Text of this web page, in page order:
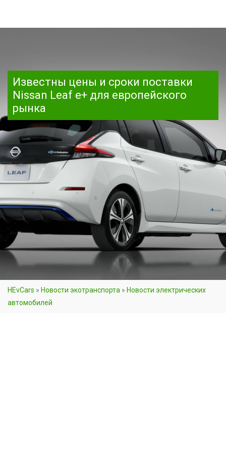
Известны цены и сроки поставки
Nissan Leaf e+ для европейского
рынка
HEvCars » Новости экотранспорта » Новости электрических
автомобилей